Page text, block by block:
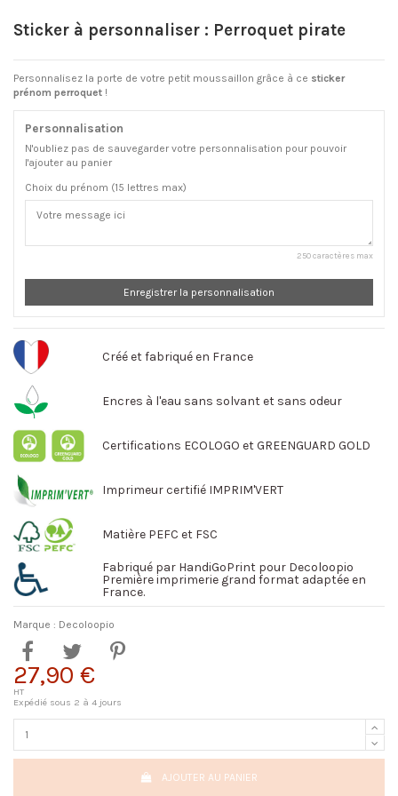
Sticker à personnaliser : Perroquet pirate
Personnalisez la porte de votre petit moussaillon grâce à ce sticker
prénom perroquet !
Personnalisation
N'oubliez pas de sauvegarder votre personnalisation pour pouvoir
l'ajouter au panier
Choix du prénom (15 lettres max)
250 caractères max
Enregistrer la personnalisation
Créé et fabriqué en France
Encres à l'eau sans solvant et sans odeur
Certifications ECOLOGO et GREENGUARD GOLD
Imprimeur certifié IMPRIM'VERT
Matière PEFC et FSC
Fabriqué par HandiGoPrint pour Decoloopio
Première imprimerie grand format adaptée en
France.
Marque : Decoloopio
27,90 €
HT
Expédié sous 2 à 4 jours
AJOUTER AU PANIER